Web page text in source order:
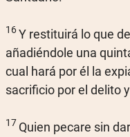
16Y restituirá lo que
añadiéndole una
cual hará por él la
sacrificio por el delito
17 Quien pecare sin